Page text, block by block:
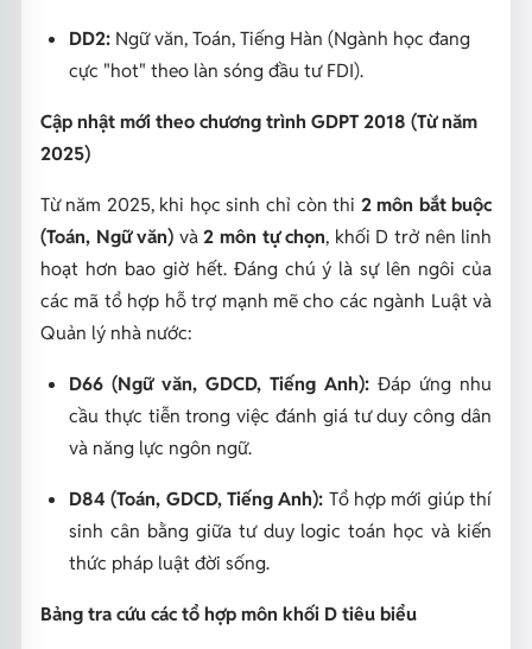
DD2:Ngữ văn, Toán, Tiếng Hàn (Ngành học đang
cực "hot" theo làn sóng đầu tư FDI).
Cập nhật mới theo chương trình GDPT 2018 (Từ năm
2025)
Từ năm 2025, khi học sinh chỉ còn thi 2 môn bắt buộc
(Toán, Ngữ văn) và2 môn tự chọn, khối D trở nên linh
hoạt hơn bao giờ hết. Đáng chú ý là sự lên ngôi của
các mã tổ hợp hỗ trợ mạnh mẽ cho các ngành Luật và
Quản lý nhà nước:
D66 (Ngữ văn, GDCD, Tiếng Anh): Đáp ứng nhu
cầu thực tiễn trong việc đánh giá tư duy công dân
và năng lực ngôn ngữ.
D84 (Toán, GDCD, Tiếng Anh): Tổ hợp mới giúp thí
sinh cân bằng giữa tư duy logic toán học và kiến
thức pháp luật đời sống.
Bảng tra cứu các tổ hợp môn khối D tiêu biểu